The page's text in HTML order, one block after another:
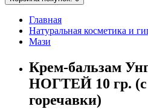
Главная
Натуральная косметика и
Мази
Крем-бальзам
НОГТЕЙ 10 гр. (с
горечавки)